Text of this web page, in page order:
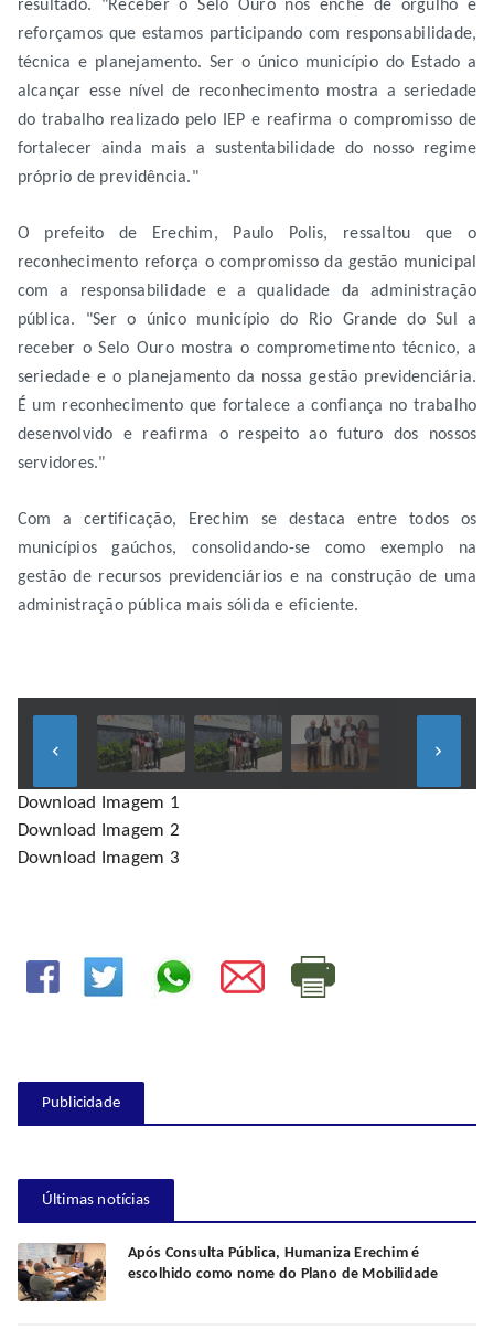
resultado. "Receber o Selo Ouro nos enche de orgulho e
reforçamos que estamos participando com responsabilidade,
técnica e planejamento. Ser o único município do Estado a
alcançar esse nível de reconhecimento mostra a seriedade
do trabalho realizado pelo IEP e reafirma o compromisso de
fortalecer ainda mais a sustentabilidade do nosso regime
próprio de previdência."
O prefeito de Erechim, Paulo Polis, ressaltou que o
reconhecimento reforça o compromisso da gestão municipal
com a responsabilidade e a qualidade da administração
pública. "Ser o único município do Rio Grande do Sul a
receber o Selo Ouro mostra o comprometimento técnico, a
seriedade e o planejamento da nossa gestão previdenciária.
É um reconhecimento que fortalece a confiança no trabalho
desenvolvido e reafirma o respeito ao futuro dos nossos
servidores."
Com a certificação, Erechim se destaca entre todos os
municípios gaúchos, consolidando-se como exemplo na
gestão de recursos previdenciários e na construção de uma
administração pública mais sólida e eficiente.
keyboard_arrow_left keyboard_arrow_right
Download Imagem 1
Download Imagem 2
Download Imagem 3
Publicidade
Últimas notícias
Após Consulta Pública, Humaniza Erechim é
escolhido como nome do Plano de Mobilidade